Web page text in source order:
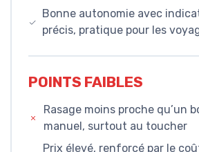
Bonne autonomie avec
précis, pratique pour les
POINTS FAIBLES
Rasage moins proche qu’un
manuel, surtout au toucher
Prix élevé, renforcé par le